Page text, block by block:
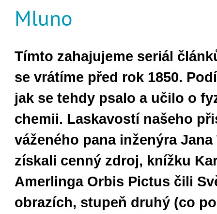
Mluno
Tímto zahajujeme seriál
se vrátíme před rok 1850.
jak se tehdy psalo a učilo o
chemii. Laskavostí našeho
váženého pana inženýra Jana
získali cenný zdroj, knížku
Amerlinga Orbis Pictus čili
obrazích, stupeň druhý (co